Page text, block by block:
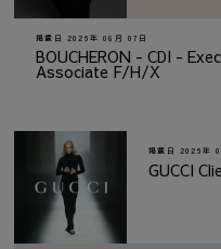
掲載日 2026年 08月 07日
BOUCHERON - CDI -
Associate F/H/X
掲載日 2026年
GUCCI